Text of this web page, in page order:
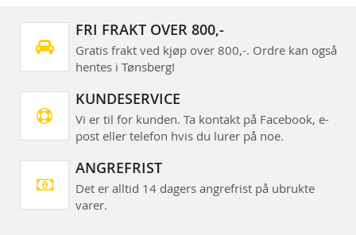
FRI FRAKT OVER 800,-
Gratis frakt ved kjøp over 800,-. Ordre kan også
hentes i Tønsberg!
KUNDESERVICE
Vi er til for kunden. Ta kontakt på Facebook, e-
post eller telefon hvis du lurer på noe.
ANGREFRIST
Det er alltid 14 dagers angrefrist på ubrukte
varer.